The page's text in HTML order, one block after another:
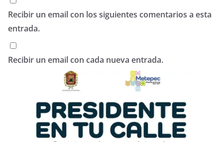
Recibir un email con los siguientes comentarios a esta
entrada.
Recibir un email con cada nueva entrada.